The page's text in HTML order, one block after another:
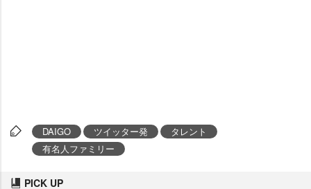
DAIGO ツイッター発
タレント
有名人ファミリー
PICK UP